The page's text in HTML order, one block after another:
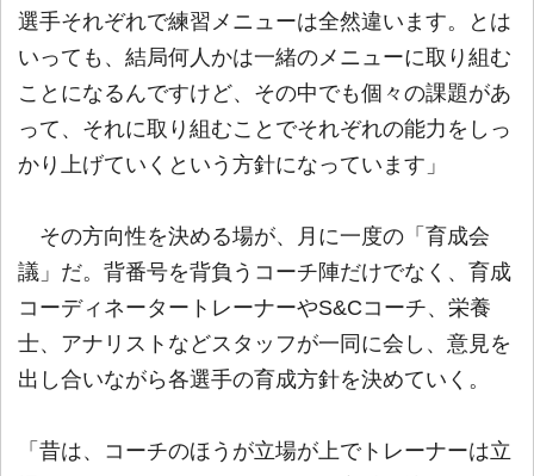
選手それぞれで練習メニューは全然違います。とは
いっても、結局何人かは一緒のメニューに取り組む
ことになるんですけど、その中でも個々の課題があ
って、それに取り組むことでそれぞれの能力をしっ
かり上げていくという方針になっています」
その方向性を決める場が、月に一度の「育成会
議」だ。背番号を背負うコーチ陣だけでなく、育成
コーディネータートレーナーやS&Cコーチ、栄養
士、アナリストなどスタッフが一同に会し、意見を
出し合いながら各選手の育成方針を決めていく。
「昔は、コーチのほうが立場が上でトレーナーは立